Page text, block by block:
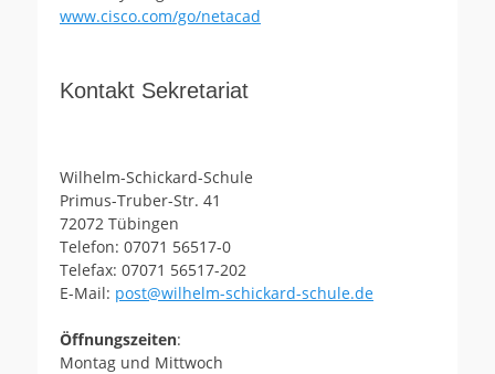
www.cisco.com/go/netacad
Kontakt Sekretariat
Wilhelm-Schickard-Schule
Primus-Truber-Str. 41
72072 Tübingen
Telefon: 07071 56517-0
Telefax: 07071 56517-202
E-Mail: post@wilhelm-schickard-schule.de
Öffnungszeiten:
Montag und Mittwoch